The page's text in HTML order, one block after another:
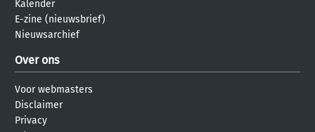
Kalender
E-zine (nieuwsbrief)
Nieuwsarchief
Over ons
Voor webmasters
Disclaimer
Privacy